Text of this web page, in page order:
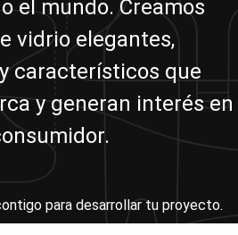
el mundo. Creamos
vidrio elegantes,
característicos que
y generan interés en
para desarrollar tu proyecto.